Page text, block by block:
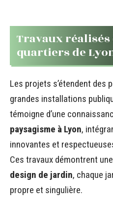
Travaux
quartiers de
Les projets s’étendent des
grandes installations
témoigne d’une
paysagisme à Lyon,
innovantes et
Ces travaux démontrent
design de jardin, chaque
propre et singulière.